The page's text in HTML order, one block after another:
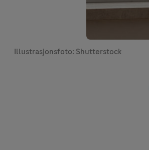
Illustrasjonsfoto: Shutterstock